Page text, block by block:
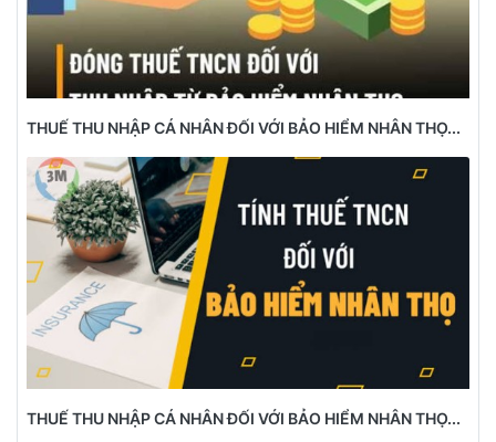
THUẾ THU NHẬP CÁ NHÂN ĐỐI VỚI BẢO HIỂM NHÂN THỌ...
THUẾ THU NHẬP CÁ NHÂN ĐỐI VỚI BẢO HIỂM NHÂN THỌ...